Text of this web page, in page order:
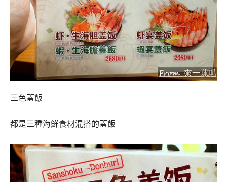
三色蓋飯
都是三種海鮮食材混搭的蓋飯